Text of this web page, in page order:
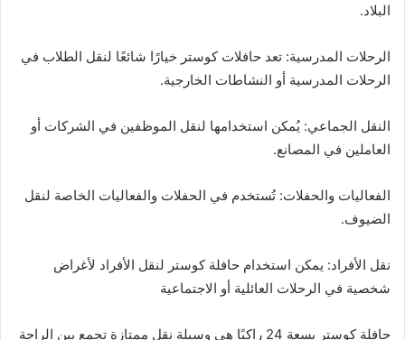
البلاد.
الرحلات المدرسية: تعد حافلات كوستر خيارًا شائعًا لنقل الطلاب في
الرحلات المدرسية أو النشاطات الخارجية.
النقل الجماعي: يُمكن استخدامها لنقل الموظفين في الشركات أو
العاملين في المصانع.
الفعاليات والحفلات: تُستخدم في الحفلات والفعاليات الخاصة لنقل
الضيوف.
نقل الأفراد: يمكن استخدام حافلة كوستر لنقل الأفراد لأغراض
شخصية في الرحلات العائلية أو الاجتماعية
حافلة كوستر بسعة 24 راكبًا هي وسيلة نقل ممتازة تجمع بين الراحة